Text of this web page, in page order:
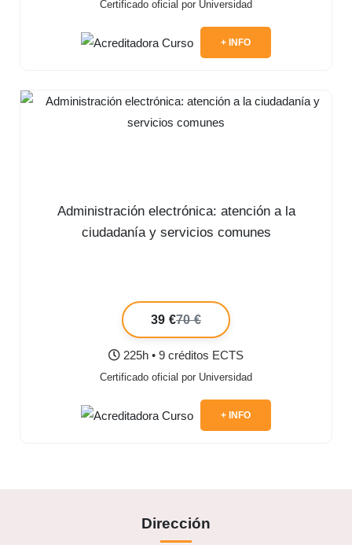
Certificado oficial por Universidad
+ INFO
Administración electrónica: atención a la
ciudadanía y servicios comunes
39 €70 €
225h • 9 créditos ECTS
Certificado oficial por Universidad
+ INFO
Dirección